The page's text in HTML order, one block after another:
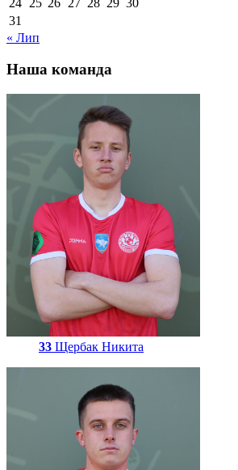
24 25 26 27 28 29 30
31
« Лип
Наша команда
33 Щербак Никита